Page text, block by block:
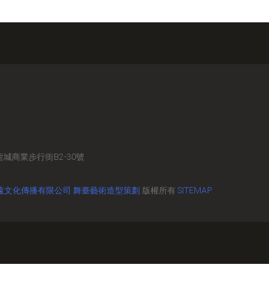
商業步行街B2-30號
文化傳播有限公司 舞臺藝術造型策劃 版權所有 SITEMAP